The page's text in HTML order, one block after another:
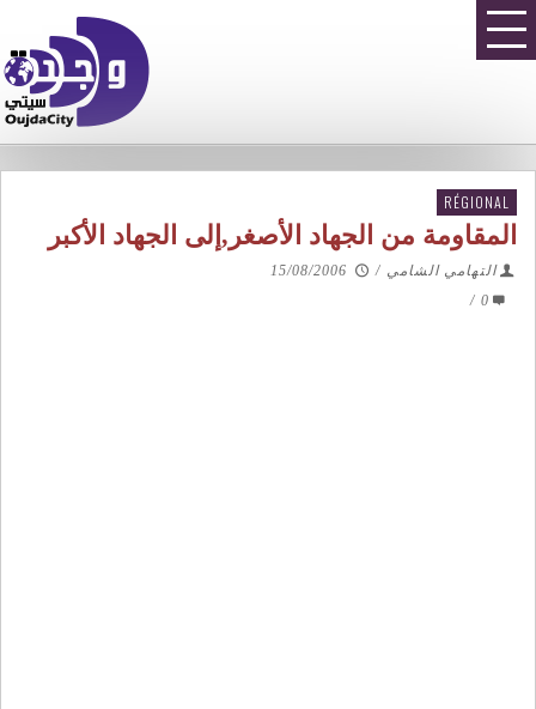
RÉGIONAL
المقاومة من الجهاد الأصغر,إلى الجهاد الأكبر
التهامي الشامي /
15/08/2006
0
/